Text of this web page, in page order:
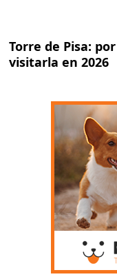
Torre de Pisa:
visitarla en 2026